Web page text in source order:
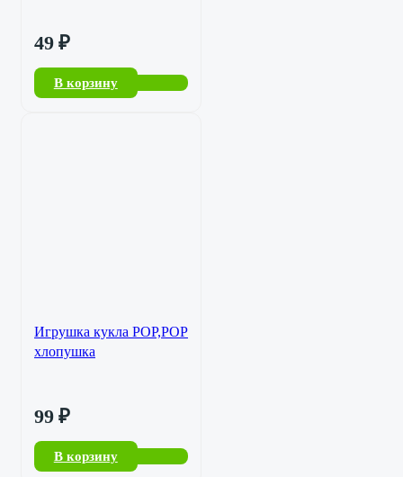
49 ₽
В корзину
Игрушка кукла РОР,РОР
хлопушка
99 ₽
В корзину